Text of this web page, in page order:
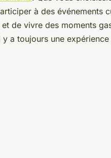
à des événements
de vivre des moments
a toujours une